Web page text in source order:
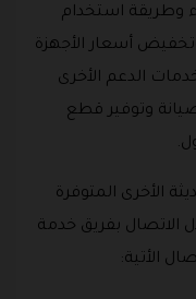
وطريقة استخدام
أسعار الأجهزة
الدعم الأخرى
وتوفير قطع
الأخرى المتوفرة
الاتصال بفريق خدمة
الأتية: